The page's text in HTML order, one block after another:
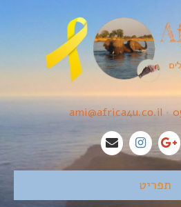
•
ami@africa4u.co.il
תפריט